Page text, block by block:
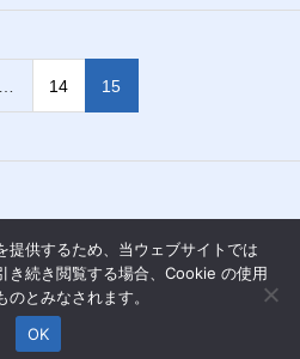
14 15
ALESIAN Co., Ltd.
提供するため、当ウェブサイトでは
き続き閲覧する場合、Cookie の使用
のとみなされます。
OK